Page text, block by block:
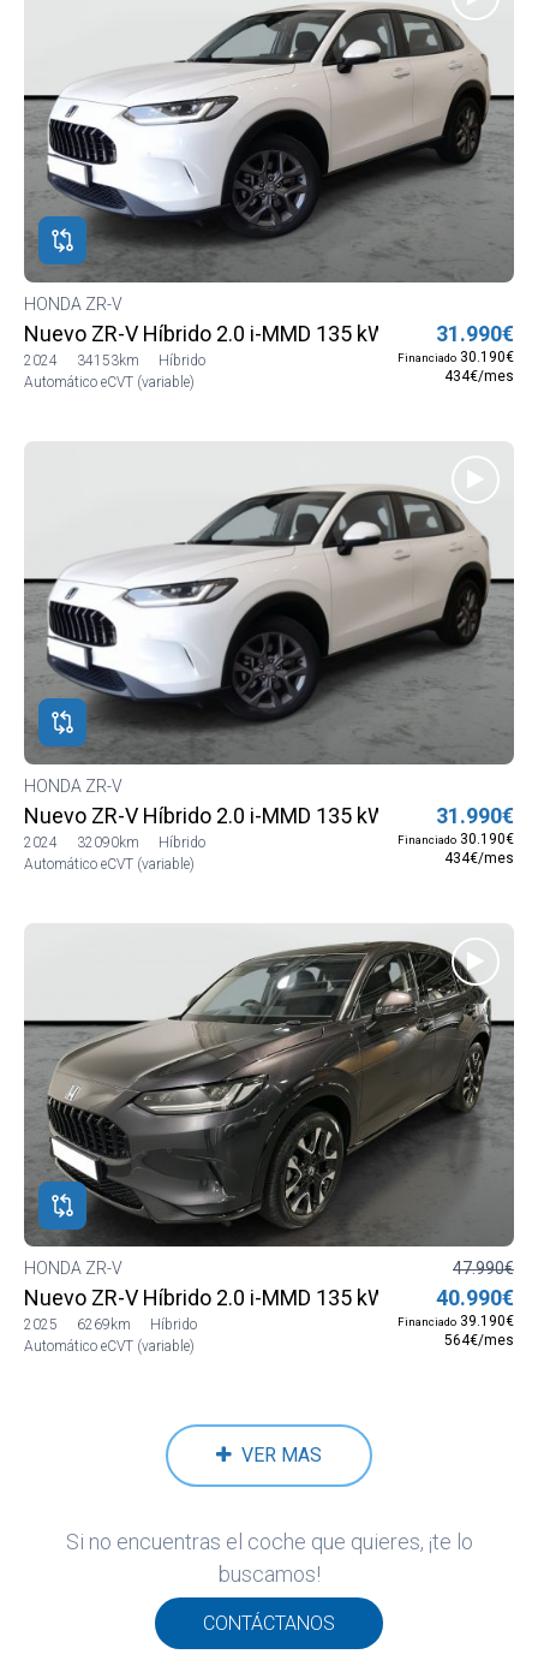
HONDA ZR-V
Nuevo ZR-V Híbrido 2.0 i-MMD 135 kW (184 CV)
2024 34153km
Híbrido
Automático eCVT (variable)
31.990€
Financiado 30.190€
434€/mes
HONDA ZR-V
Nuevo ZR-V Híbrido 2.0 i-MMD 135 kW (184 CV)
2024 32090km
Híbrido
Automático eCVT (variable)
31.990€
Financiado 30.190€
434€/mes
HONDA ZR-V
Nuevo ZR-V Híbrido 2.0 i-MMD 135 kW (184 CV)
2025 6269km
Híbrido
Automático eCVT (variable)
47.990€
40.990€
Financiado 39.190€
564€/mes
VER MAS
Si no encuentras el coche que quieres, ¡te lo
buscamos!
CONTÁCTANOS